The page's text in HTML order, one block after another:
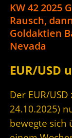
KW 42 2025
Rausch,
Goldaktien
Nevada
EUR/USD
Der EUR/
24.10.2025)
bewegte sich